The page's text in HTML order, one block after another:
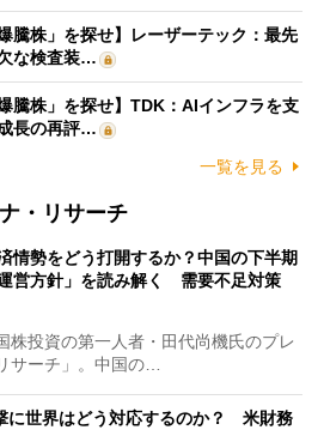
騰株」を探せ】レーザーテック：最先
な検査装…
騰株」を探せ】TDK：AIインフラを支
長の再評…
一覧を見る
・リサーチ
情勢をどう打開するか？中国の下半期
営方針」を読み解く 需要不足対策
投資の第一人者・田代尚機氏のプレ
サーチ」。中国の…
に世界はどう対応するのか？ 米財務